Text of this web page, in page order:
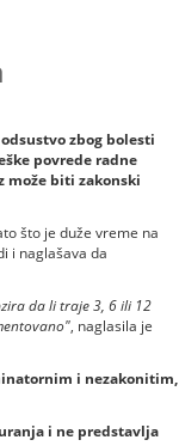
zbog bolesti
povrede radne
može biti zakonski
što je duže vreme na
i naglašava da
da li traje 3, 6 ili 12
, naglasila je
i nezakonitim,
i ne predstavlja